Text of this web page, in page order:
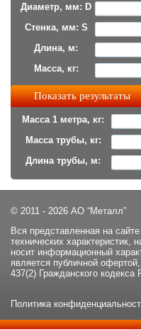
Диаметр, мм: D
Стенка, мм: S
Длина, м:
Масса, кг:
Масса 1 метра, кг:
Масса трубы, кг:
Длина трубы, м:
© 2011 - 2026 АО “Металл”
Вся представленная на
технических характеристик,
носит информационный
является публичной
437(2) Гражданского кодекса
Политика